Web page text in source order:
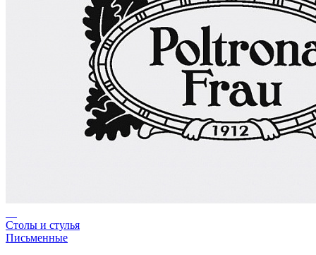
Столы и стулья
Письменные